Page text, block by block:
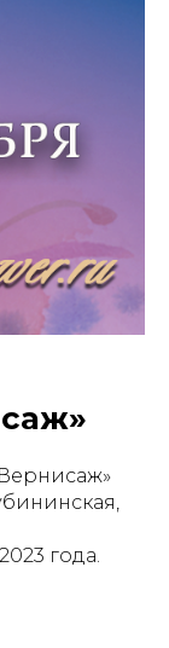
года.